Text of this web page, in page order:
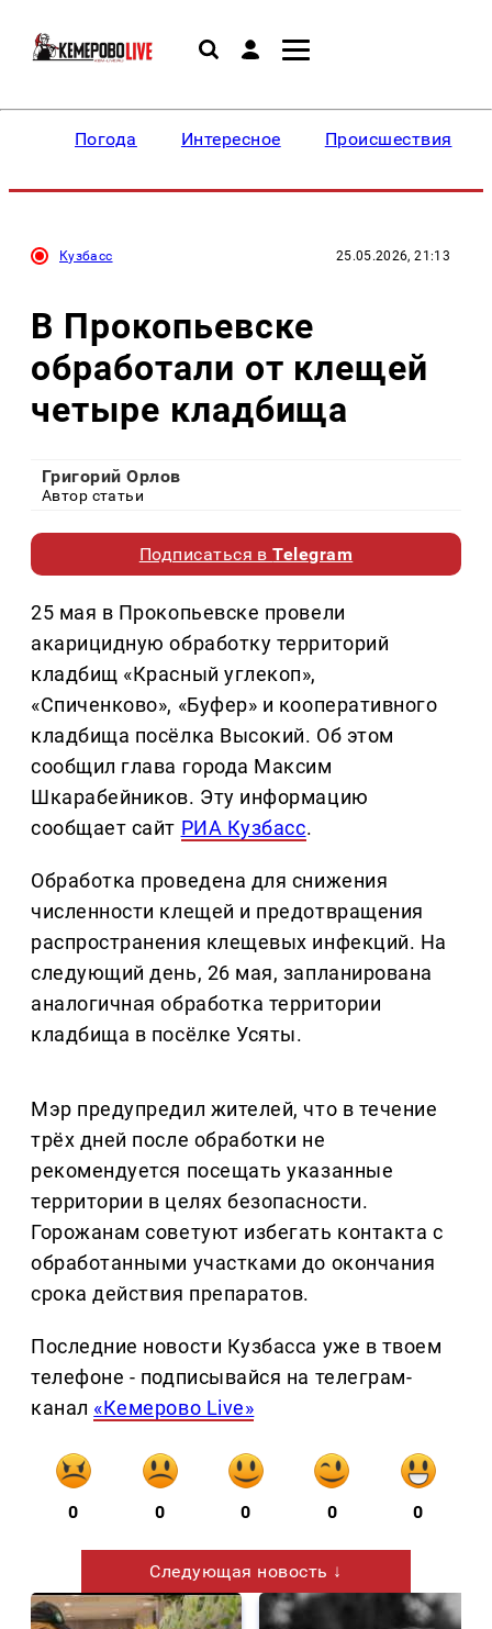
Погода Интересное Происшествия
Кузбасс 25.05.2026, 21:13
В Прокопьевске
обработали от клещей
четыре кладбища
Григорий Орлов
Автор статьи
Подписаться вTelegram
25 мая в Прокопьевске провели
акарицидную обработку территорий
кладбищ «Красный углекоп»,
«Спиченково», «Буфер» и кооперативного
кладбища посёлка Высокий. Об этом
сообщил глава города Максим
Шкарабейников. Эту информацию
сообщает сайт РИА Кузбасс.
Обработка проведена для снижения
численности клещей и предотвращения
распространения клещевых инфекций. На
следующий день, 26 мая, запланирована
аналогичная обработка территории
кладбища в посёлке Усяты.
Мэр предупредил жителей, что в течение
трёх дней после обработки не
рекомендуется посещать указанные
территории в целях безопасности.
Горожанам советуют избегать контакта с
обработанными участками до окончания
срока действия препаратов.
Последние новости Кузбасса уже в твоем
телефоне - подписывайся на телеграм-
канал «Кемерово Live»
0 0 0 0 0
Следующая новость ↓